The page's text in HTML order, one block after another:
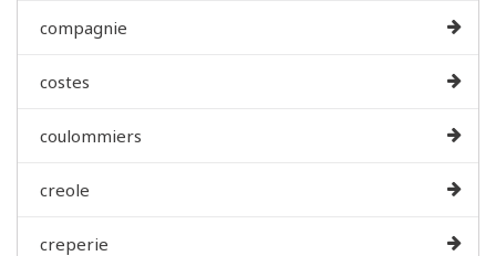
compagnie
costes
coulommiers
creole
creperie